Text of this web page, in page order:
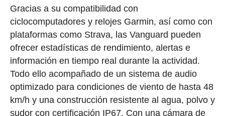
Gracias a su compatibilidad con
ciclocomputadores y relojes Garmin, así como con
plataformas como Strava, las Vanguard pueden
ofrecer estadísticas de rendimiento, alertas e
información en tiempo real durante la actividad.
Todo ello acompañado de un sistema de audio
optimizado para condiciones de viento de hasta 48
km/h y una construcción resistente al agua, polvo y
sudor con certificación IP67. Con una cámara de